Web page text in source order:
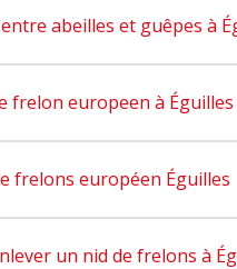
abeilles et guêpes à
frelon europeen à Éguilles
frelons européen Éguilles
un nid de frelons à